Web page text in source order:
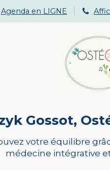
Agenda en LIGNE
Gossot,
votre équilibre
médecine intégrative